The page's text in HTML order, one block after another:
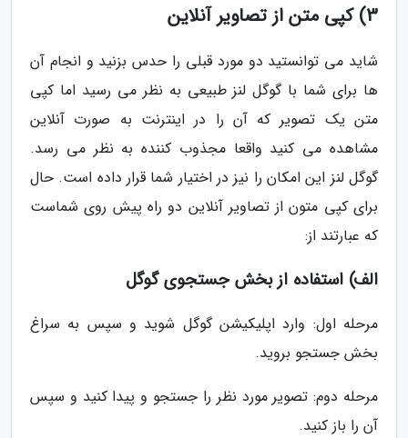
3) کپی متن از تصاویر آنلاین
شاید می توانستید دو مورد قبلی را حدس بزنید و انجام آن
ها برای شما با گوگل لنز طبیعی به نظر می رسید اما کپی
متن یک تصویر که آن را در اینترنت به صورت آنلاین
مشاهده می کنید واقعا مجذوب کننده به نظر می رسد.
گوگل لنز این امکان را نیز در اختیار شما قرار داده است. حال
برای کپی متون از تصاویر آنلاین دو راه پیش روی شماست
که عبارتند از:
الف) استفاده از بخش جستجوی گوگل
مرحله اول: وارد اپلیکیشن گوگل شوید و سپس به سراغ
بخش جستجو بروید.
مرحله دوم: تصویر مورد نظر را جستجو و پیدا کنید و سپس
آن را باز کنید.